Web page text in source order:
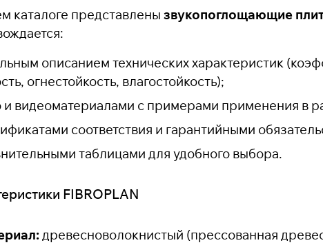
каталоге представлены звукопоглощающие
описанием технических характеристик
огнестойкость, влагостойкость);
и видеоматериалами с примерами применения в
соответствия и гарантийными
таблицами для удобного выбора.
FIBROPLAN
древесноволокнистый (прессованная